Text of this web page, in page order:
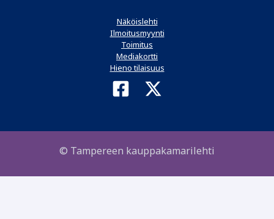
Näköislehti
Ilmoitusmyynti
Toimitus
Mediakortti
Hieno tilaisuus
© Tampereen kauppakamarilehti